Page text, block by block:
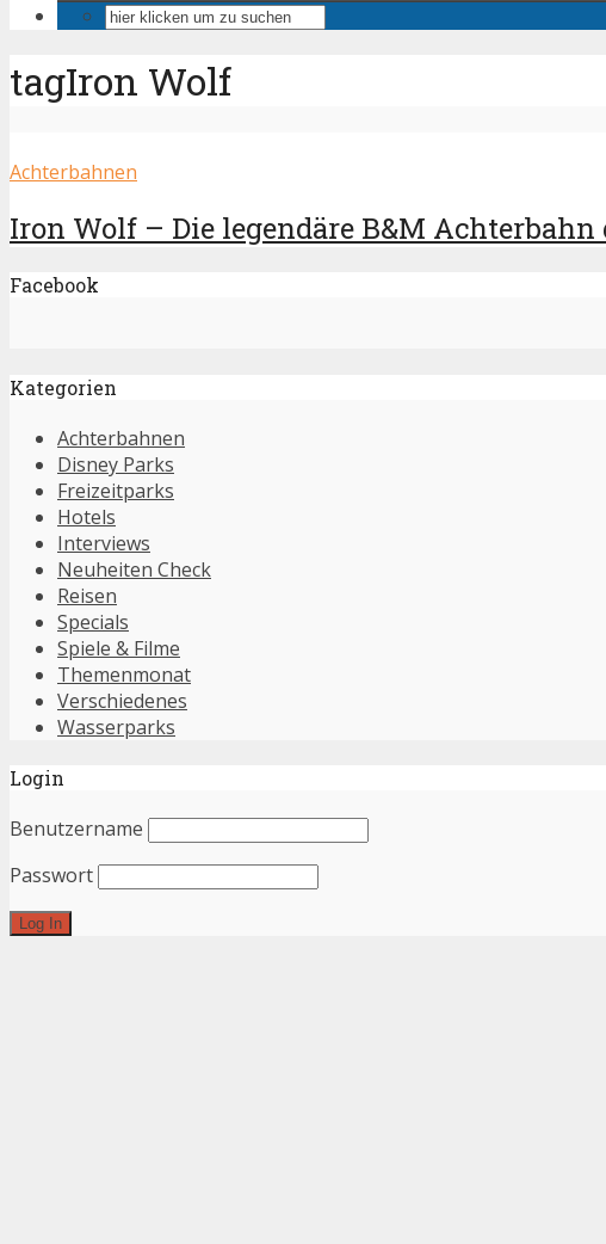
tagIron Wolf
Achterbahnen
Iron Wolf – Die legendäre B&M Achterbahn
Facebook
Kategorien
Achterbahnen
Disney Parks
Freizeitparks
Hotels
Interviews
Neuheiten Check
Reisen
Specials
Spiele & Filme
Themenmonat
Verschiedenes
Wasserparks
Login
Benutzername
Passwort